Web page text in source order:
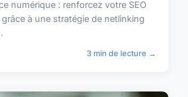
numérique : renforcez votre SEO
à une stratégie de netlinking
3 min de lecture →